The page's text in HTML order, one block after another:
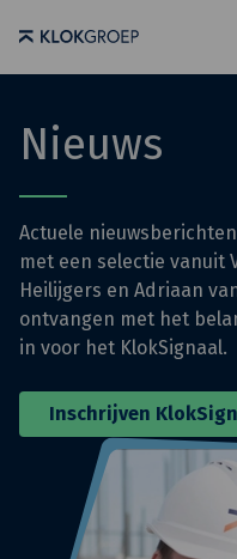
Nieuws
Actuele
met een selectie vanuit
Heilijgers en Adriaan
ontvangen met het
in voor het KlokSignaal.
Inschrijven